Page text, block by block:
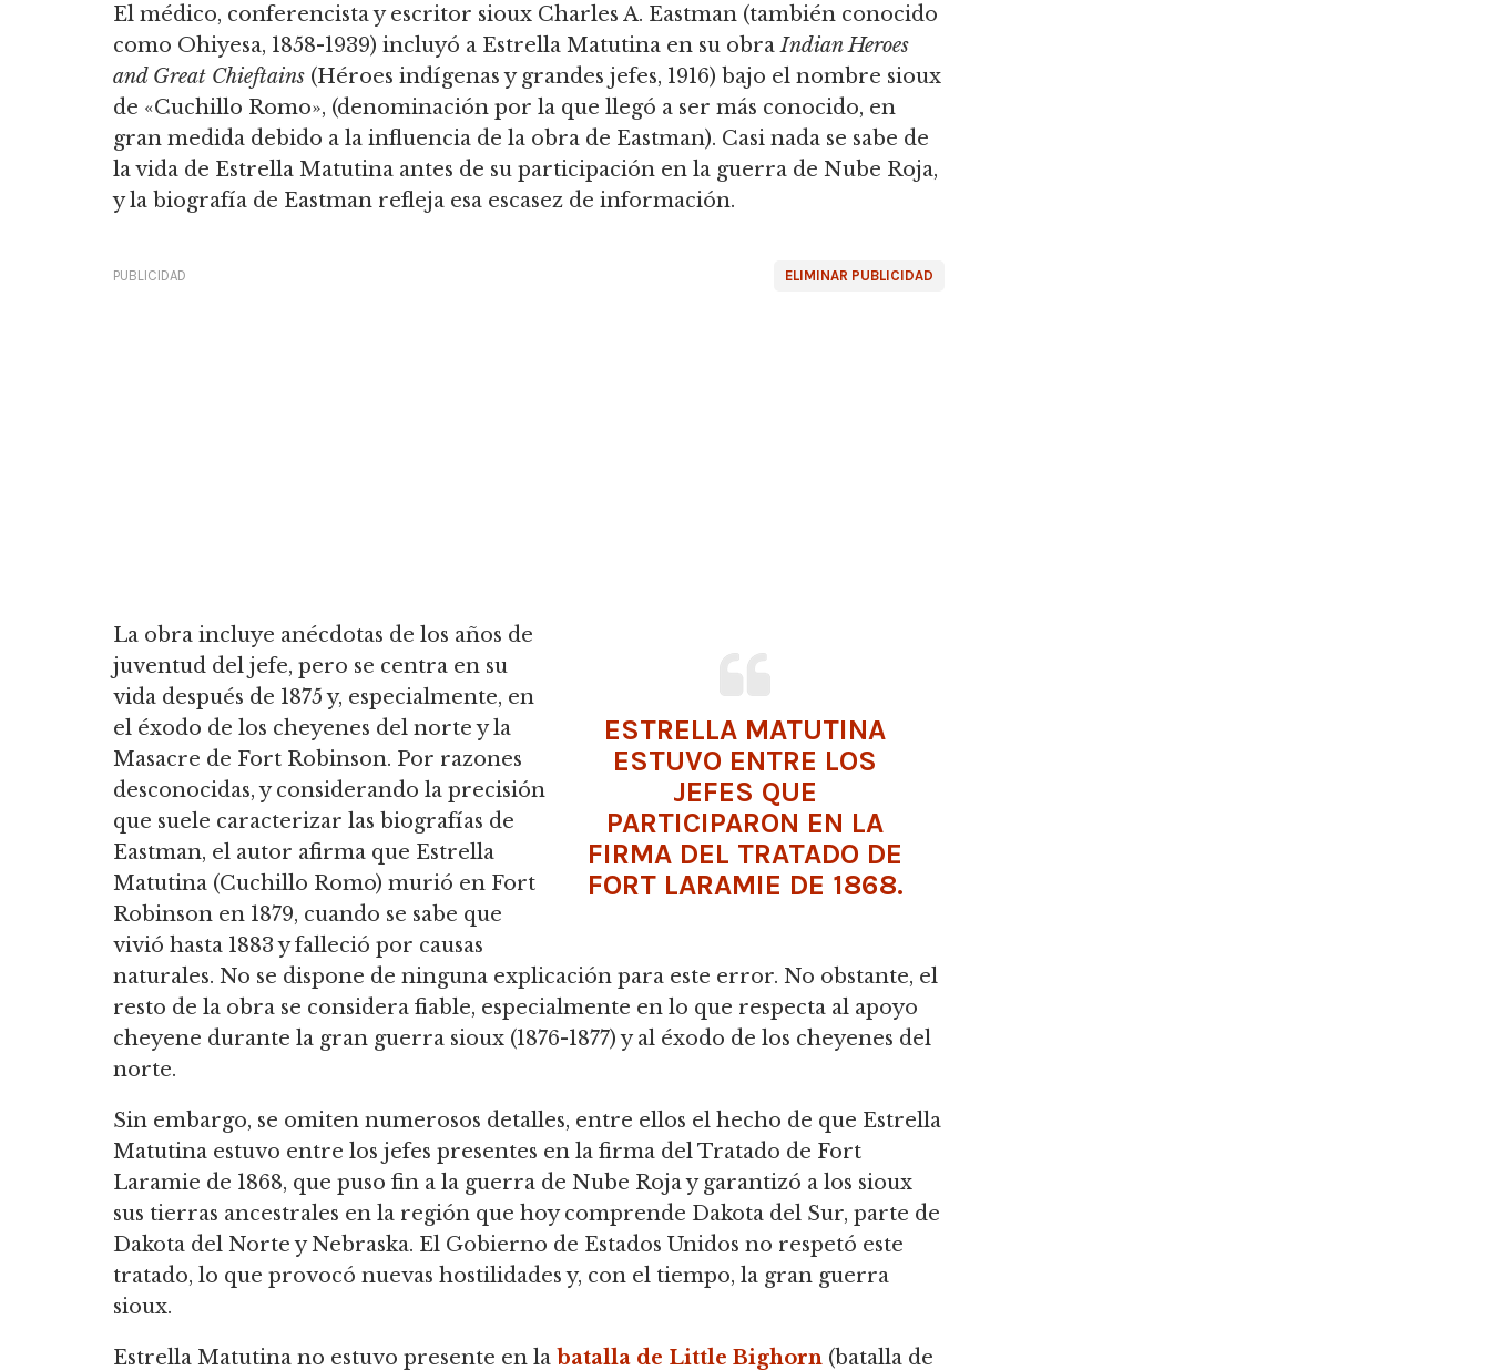
El médico, conferencista y escritor sioux Charles A. Eastman (también conocido
como Ohiyesa, 1858-1939) incluyó a Estrella Matutina en su obraIndian Heroes
and Great Chieftains (Héroes indígenas y grandes jefes, 1916) bajo el nombre sioux
de «Cuchillo Romo», (denominación por la que llegó a ser más conocido, en
gran medida debido a la influencia de la obra de Eastman). Casi nada se sabe de
la vida de Estrella Matutina antes de su participación en la guerra de Nube Roja,
y la biografía de Eastman refleja esa escasez de información.
ELIMINAR PUBLICIDAD
PUBLICIDAD
ESTRELLA MATUTINA
ESTUVO ENTRE LOS
JEFES QUE
PARTICIPARON EN LA
FIRMA DEL TRATADO DE
FORT LARAMIE DE 1868.
La obra incluye anécdotas de los años de
juventud del jefe, pero se centra en su
vida después de 1875 y, especialmente, en
el éxodo de los cheyenes del norte y la
Masacre de Fort Robinson. Por razones
desconocidas, y considerando la precisión
que suele caracterizar las biografías de
Eastman, el autor afirma que Estrella
Matutina (Cuchillo Romo) murió en Fort
Robinson en 1879, cuando se sabe que
vivió hasta 1883 y falleció por causas
naturales. No se dispone de ninguna explicación para este error. No obstante, el
resto de la obra se considera fiable, especialmente en lo que respecta al apoyo
cheyene durante la gran guerra sioux (1876-1877) y al éxodo de los cheyenes del
norte.
Sin embargo, se omiten numerosos detalles, entre ellos el hecho de que Estrella
Matutina estuvo entre los jefes presentes en la firma del Tratado de Fort
Laramie de 1868, que puso fin a la guerra de Nube Roja y garantizó a los sioux
sus tierras ancestrales en la región que hoy comprende Dakota del Sur, parte de
Dakota del Norte y Nebraska. El Gobierno de Estados Unidos no respetó este
tratado, lo que provocó nuevas hostilidades y, con el tiempo, la gran guerra
sioux.
Estrella Matutina no estuvo presente en la batalla de Little Bighorn (batalla de